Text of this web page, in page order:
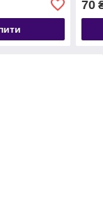
70